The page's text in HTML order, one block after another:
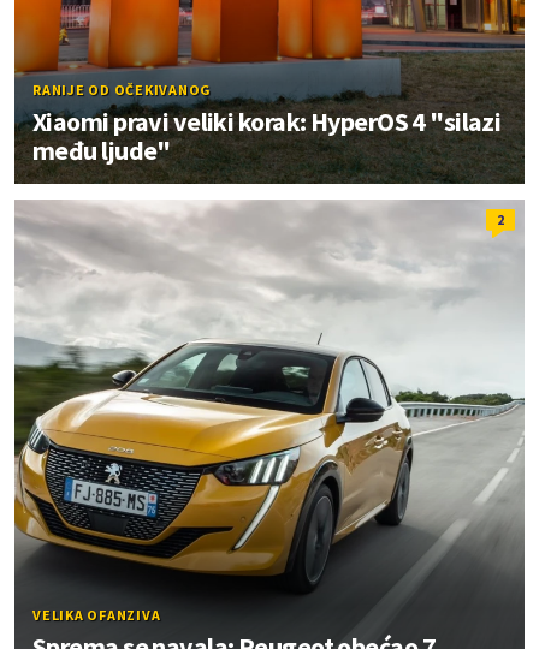
RANIJE OD OČEKIVANOG
Xiaomi pravi veliki korak: HyperOS 4 "silazi
među ljude"
2
VELIKA OFANZIVA